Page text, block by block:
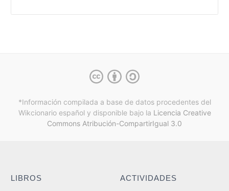
*Información compilada a base de datos procedentes del
Wikcionario español y disponible bajo la Licencia Creative
Commons Atribución-CompartirIgual 3.0
LIBROS ACTIVIDADES